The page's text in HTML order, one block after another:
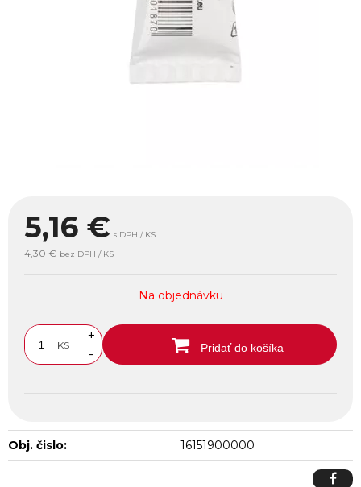
5,16 € s DPH / KS
4,30 € bez DPH / KS
Na objednávku
KS
+
-
Pridať do košíka
Obj. čislo: 16151900000